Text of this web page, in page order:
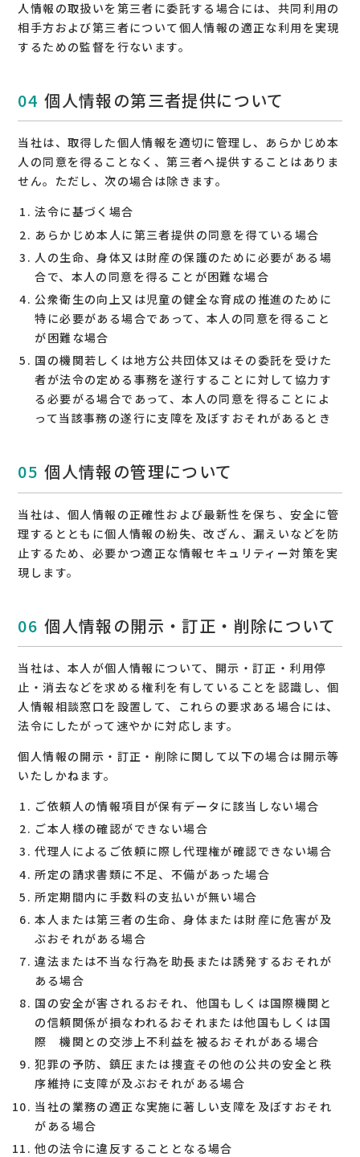
人情報の取扱いを第三者に委託する場合には、共同利用の
相手方および第三者について個人情報の適正な利用を実現
するための監督を行ないます。
個人情報の第三者提供について
当社は、取得した個人情報を適切に管理し、あらかじめ本
人の同意を得ることなく、第三者へ提供することはありま
せん。ただし、次の場合は除きます。
法令に基づく場合
あらかじめ本人に第三者提供の同意を得ている場合
人の生命、身体又は財産の保護のために必要がある場
合で、本人の同意を得ることが困難な場合
公衆衛生の向上又は児童の健全な育成の推進のために
特に必要がある場合であって、本人の同意を得ること
が困難な場合
国の機関若しくは地方公共団体又はその委託を受けた
者が法令の定める事務を遂行することに対して協力す
る必要がる場合であって、本人の同意を得ることによ
って当該事務の遂行に支障を及ぼすおそれがあるとき
個人情報の管理について
当社は、個人情報の正確性および最新性を保ち、安全に管
理するとともに個人情報の紛失、改ざん、漏えいなどを防
止するため、必要かつ適正な情報セキュリティー対策を実
現します。
個人情報の開示・訂正・削除について
当社は、本人が個人情報について、開示・訂正・利用停
止・消去などを求める権利を有していることを認識し、個
人情報相談窓口を設置して、これらの要求ある場合には、
法令にしたがって速やかに対応します。
個人情報の開示・訂正・削除に関して以下の場合は開示等
いたしかねます。
ご依頼人の情報項目が保有データに該当しない場合
ご本人様の確認ができない場合
代理人によるご依頼に際し代理権が確認できない場合
所定の請求書類に不足、不備があった場合
所定期間内に手数料の支払いが無い場合
本人または第三者の生命、身体または財産に危害が及
ぶおそれがある場合
違法または不当な行為を助長または誘発するおそれが
ある場合
国の安全が害されるおそれ、他国もしくは国際機関と
の信頼関係が損なわれるおそれまたは他国もしくは国
際 機関との交渉上不利益を被るおそれがある場合
犯罪の予防、鎮圧または捜査その他の公共の安全と秩
序維持に支障が及ぶおそれがある場合
当社の業務の適正な実施に著しい支障を及ぼすおそれ
がある場合
他の法令に違反することとなる場合